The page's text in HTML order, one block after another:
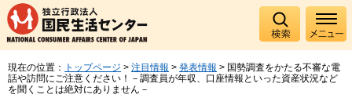
現在の位置： トップページ > 注目情報 > 発表情報 > 国勢調査をかたる不審な電
話や訪問にご注意ください！－調査員が年収、口座情報といった資産状況など
を聞くことは絶対にありません－